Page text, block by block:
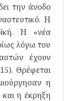
την άνοδο
Η
Η «νέα
λόγω του
έχουν
Θρέφεται
η
και η έκρηξη